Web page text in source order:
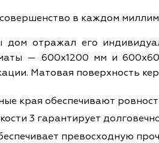
в каждом
дом отражал его
— 600x1200 мм и
Матовая поверхность
края обеспечивают
3 гарантирует
превосходную